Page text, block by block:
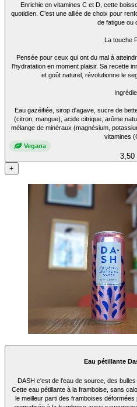
Enrichie en vitamines C et D, cette
quotidien. C’est une alliée de choix pour
de fatigue ou
La touche
Pensée pour ceux qui ont du mal à
l’hydratation en moment plaisir. Sa recette
et goût naturel, révolutionne le
Eau gazéifiée, sirop d'agave, sucre de
(citron, mangue), acide citrique, arôme
mélange de minéraux (magnésium,
vitamines
Vegana
3,50
+
Eau pétillante
DASH c'est de l'eau de source, des
Cette eau pétillante à la framboise, sans
le meilleur parti des framboises